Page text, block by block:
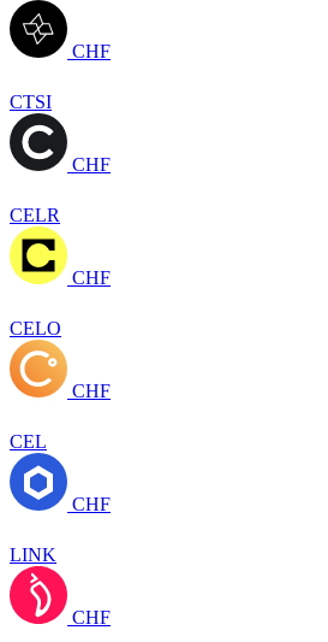
CHF
CTSI
CHF
CELR
CHF
CELO
CHF
CEL
CHF
LINK
CHF